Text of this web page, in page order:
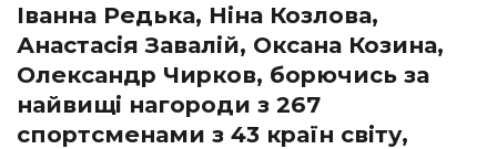
Іванна Редька, Ніна Козлова,
Анастасія Завалій, Оксана Козина,
Олександр Чирков, борючись за
найвищі нагороди з 267
спортсменами з 43 країн світу,